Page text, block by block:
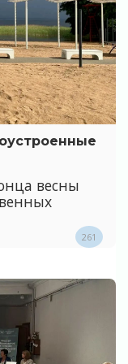
весны
261